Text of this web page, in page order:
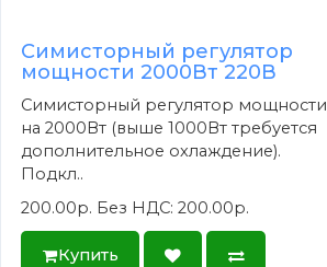
Симисторный регулятор
мощности 2000Вт 220В
Симисторный регулятор мощности
на 2000Вт (выше 1000Вт требуется
дополнительное охлаждение).
Подкл..
200.00р. Без НДС: 200.00р.
Купить